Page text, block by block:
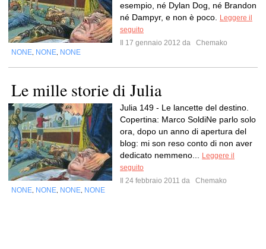
esempio, né Dylan Dog, né Brandon
né Dampyr, e non è poco.
Leggere il
seguito
Il 17 gennaio 2012 da
Chemako
NONE NONE NONE
Le mille storie di Julia
Julia 149 - Le lancette del destino.
Copertina: Marco SoldiNe parlo solo
ora, dopo un anno di apertura del
blog: mi son reso conto di non aver
dedicato nemmeno...
Leggere il
seguito
Il 24 febbraio 2011 da
Chemako
NONE NONE NONE NONE